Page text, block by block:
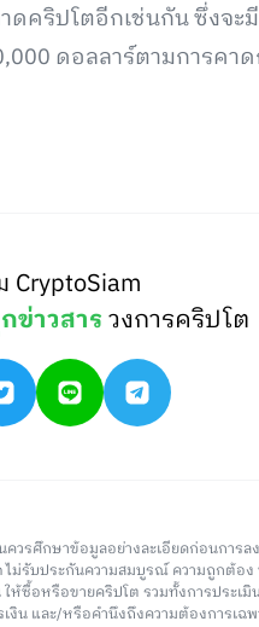
คริปโตอีกเช่นกัน ซึ่งจะ
ดอลลาร์ตามการค
CryptoSiam
ข่าวสารวงการคริปโต
ควรศึกษาข้อมูลอย่างละเอียดก่อนการ
ไม่รับประกันความสมบูรณ์ ความถูกต้อ
ห้ซื้อหรือขายคริปโต รวมทั้งการประเ
งิน และ/หรือคำนึงถึงความต้องการเ